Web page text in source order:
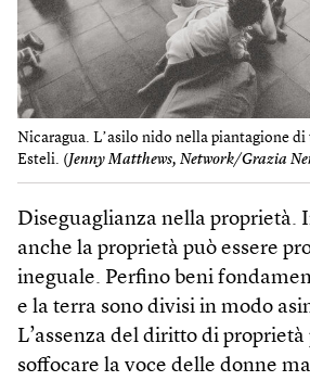
Nicaragua. Lʼasilo nido nella piantagione
Esteli. (Jenny Matthews, Network/Grazia
Diseguaglianza nella proprietà.
anche la proprietà può essere
ineguale. Perfino beni
e la terra sono divisi in modo
L’assenza del diritto di proprietà
soffocare la voce delle donne